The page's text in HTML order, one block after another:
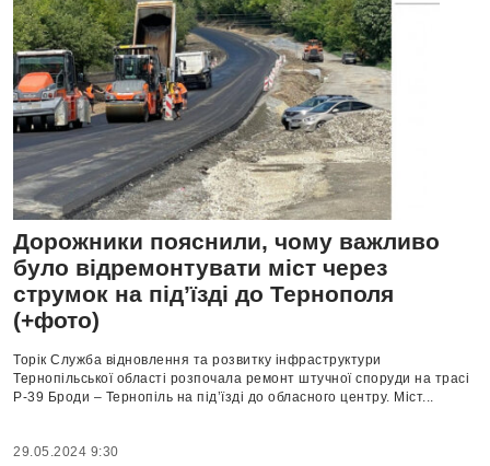
Дорожники пояснили, чому важливо
було відремонтувати міст через
струмок на під’їзді до Тернополя
(+фото)
Торік Служба відновлення та розвитку інфраструктури
Тернопільської області розпочала ремонт штучної споруди на трасі
Р-39 Броди – Тернопіль на під’їзді до обласного центру. Міст...
29.05.2024 9:30